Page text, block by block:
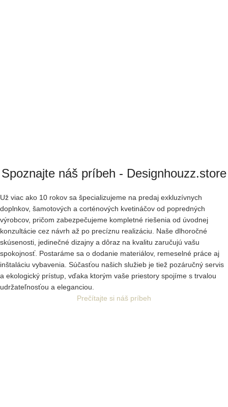
Spoznajte náš príbeh - Designhouzz.store
Už viac ako 10 rokov sa špecializujeme na predaj exkluzívnych
doplnkov, šamotových a corténových kvetináčov od popredných
výrobcov, pričom zabezpečujeme kompletné riešenia od úvodnej
konzultácie cez návrh až po precíznu realizáciu. Naše dlhoročné
skúsenosti, jedinečné dizajny a dôraz na kvalitu zaručujú vašu
spokojnosť. Postaráme sa o dodanie materiálov, remeselné práce aj
inštaláciu vybavenia. Súčasťou našich služieb je tiež pozáručný servis
a ekologický prístup, vďaka ktorým vaše priestory spojíme s trvalou
udržateľnosťou a eleganciou.
Prečítajte si náš príbeh